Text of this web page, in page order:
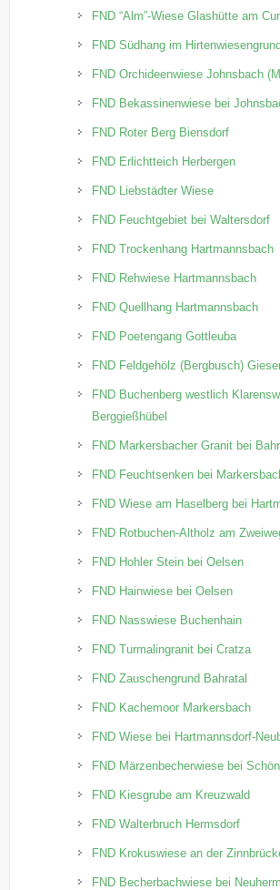
FND “Alm”-Wiese Glashütte am
FND Südhang im
FND Orchideenwiese Johnsbach
FND Bekassinenwiese bei
FND Roter Berg Biensdorf
FND Erlichtteich Herbergen
FND Liebstädter Wiese
FND Feuchtgebiet bei Waltersdorf
FND Trockenhang Hartmannsbach
FND Rehwiese Hartmannsbach
FND Quellhang Hartmannsbach
FND Poetengang Gottleuba
FND Feldgehölz (Bergbusch)
FND Buchenberg westlich
Berggießhübel
FND Markersbacher Granit bei
FND Feuchtsenken bei
FND Wiese am Haselberg bei
FND Rotbuchen-Altholz am
FND Hohler Stein bei Oelsen
FND Hainwiese bei Oelsen
FND Nasswiese Buchenhain
FND Turmalingranit bei Cratza
FND Zauschengrund Bahratal
FND Kachemoor Markersbach
FND Wiese bei Hartmannsdorf-
FND Märzenbecherwiese bei
FND Kiesgrube am Kreuzwald
FND Walterbruch Hermsdorf
FND Krokuswiese an der
FND Becherbachwiese bei